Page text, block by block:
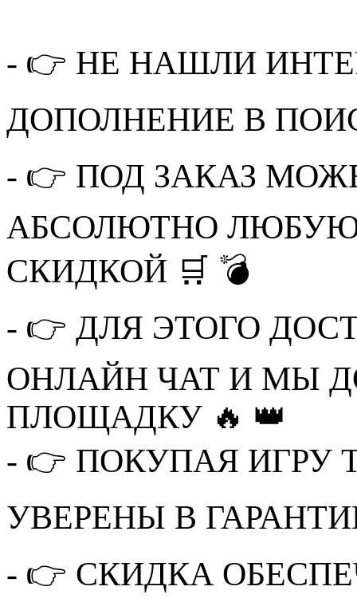
- 👉 НЕ НАШЛИ
ДОПОЛНЕНИЕ В
- 👉 ПОД ЗАКАЗ
АБСОЛЮТНО ЛЮБУЮ
СКИДКОЙ 🛒 💣
- 👉 ДЛЯ ЭТОГО
ОНЛАЙН ЧАТ И МЫ
ПЛОЩАДКУ 🔥 👑
- 👉 ПОКУПАЯ ИГРУ
УВЕРЕНЫ В
- 👉 СКИДКА